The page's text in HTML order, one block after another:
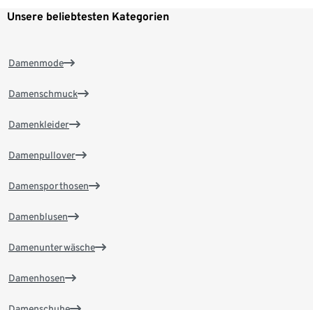
Unsere beliebtesten Kategorien
Damenmode
Damenschmuck
Damenkleider
Damenpullover
Damensporthosen
Damenblusen
Damenunterwäsche
Damenhosen